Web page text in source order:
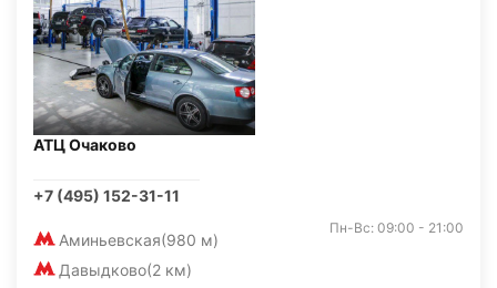
АТЦ Очаково
+7 (495) 152-31-11
Аминьевская(980 м)
Давыдково(2 км)
Пн-Вс: 09:00 - 21:00